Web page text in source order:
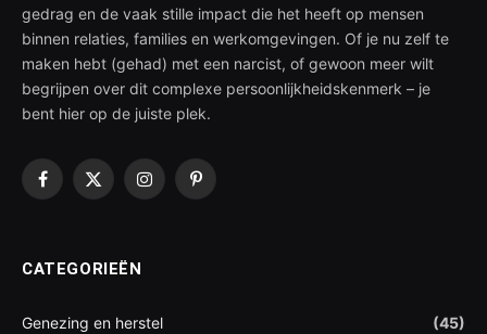
gedrag en de vaak stille impact die het heeft op mensen
binnen relaties, families en werkomgevingen. Of je nu zelf te
maken hebt (gehad) met een narcist, of gewoon meer wilt
begrijpen over dit complexe persoonlijkheidskenmerk – je
bent hier op de juiste plek.
Facebook
X
InstagramPinterest
CATEGORIEËN
Genezing en herstel
(45)